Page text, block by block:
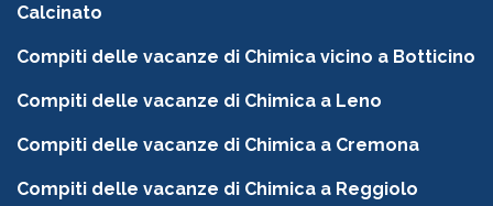
Calcinato
Compiti delle vacanze di Chimica vicino a Botticino
Compiti delle vacanze di Chimica a Leno
Compiti delle vacanze di Chimica a Cremona
Compiti delle vacanze di Chimica a Reggiolo